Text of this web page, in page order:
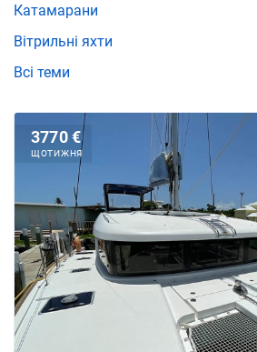
Катамарани
Вітрильні яхти
Всі теми
3770 €
ЩОТИЖНЯ